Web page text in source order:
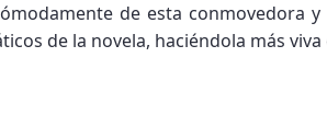
de esta conmovedora
de la novela, haciéndola más